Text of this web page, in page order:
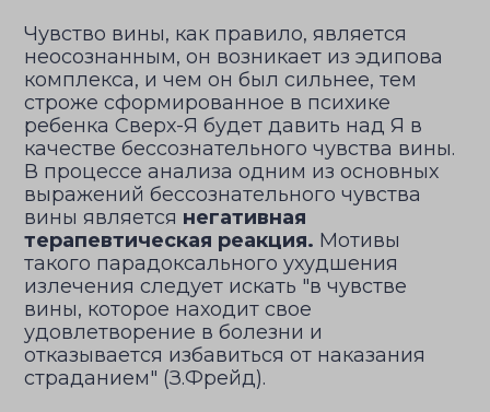
Чувство вины, как правило, является
неосознанным, он возникает из эдипова
комплекса, и чем он был сильнее, тем
строже сформированное в психике
ребенка Сверх-Я будет давить над Я в
качестве бессознательного чувства вины.
В процессе анализа одним из основных
выражений бессознательного чувства
вины является негативная
терапевтическая реакция. Мотивы
такого парадоксального ухудшения
излечения следует искать "в чувстве
вины, которое находит свое
удовлетворение в болезни и
отказывается избавиться от наказания
страданием" (З.Фрейд).